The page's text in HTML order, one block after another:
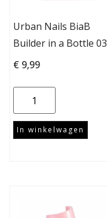
Urban Nails BiaB
Builder in a Bottle 03
€ 9,99
In winkelwagen